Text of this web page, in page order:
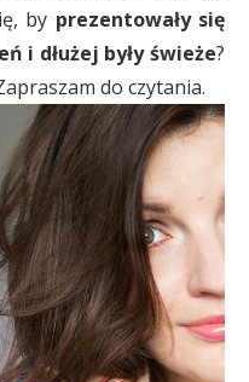
by prezentowały się
i dłużej były świeże?
do czytania.